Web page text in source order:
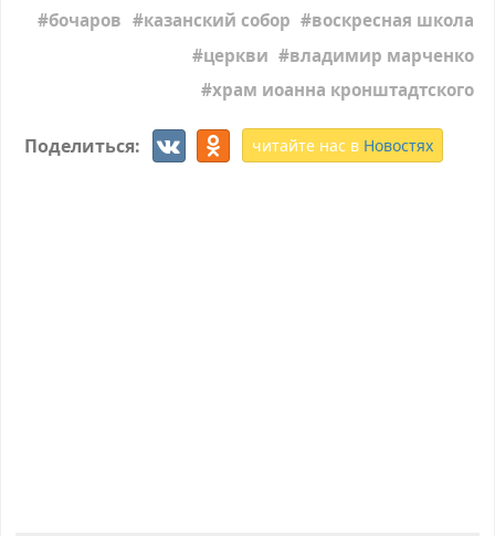
бочаров казанский собор
воскресная школа
церкви
владимир марченко
храм иоанна кронштадтского
Поделиться: читайте нас в Новостях